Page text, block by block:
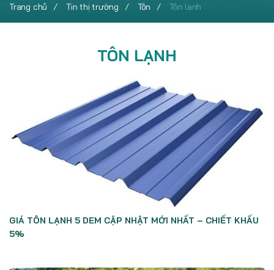
Trang chủ Tin thị trường Tôn Tôn lạnh
TÔN LẠNH
GIÁ TÔN LẠNH 5 DEM CẬP NHẬT MỚI NHẤT – CHIẾT KHẤU
5%